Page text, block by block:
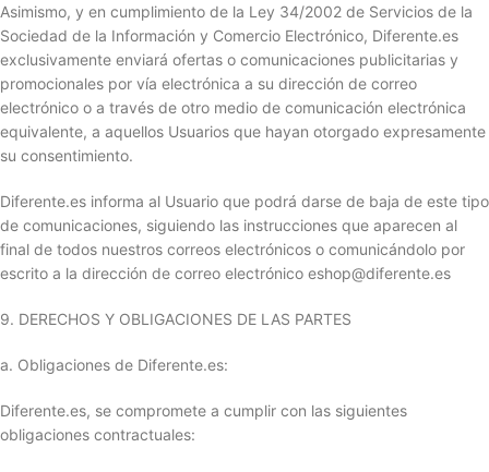
Asimismo, y en cumplimiento de la Ley 34/2002 de Servicios de la
Sociedad de la Información y Comercio Electrónico, Diferente.es
exclusivamente enviará ofertas o comunicaciones publicitarias y
promocionales por vía electrónica a su dirección de correo
electrónico o a través de otro medio de comunicación electrónica
equivalente, a aquellos Usuarios que hayan otorgado expresamente
su consentimiento.
Diferente.es informa al Usuario que podrá darse de baja de este tipo
de comunicaciones, siguiendo las instrucciones que aparecen al
final de todos nuestros correos electrónicos o comunicándolo por
escrito a la dirección de correo electrónico eshop@diferente.es
9. DERECHOS Y OBLIGACIONES DE LAS PARTES
a. Obligaciones de Diferente.es:
Diferente.es, se compromete a cumplir con las siguientes
obligaciones contractuales: